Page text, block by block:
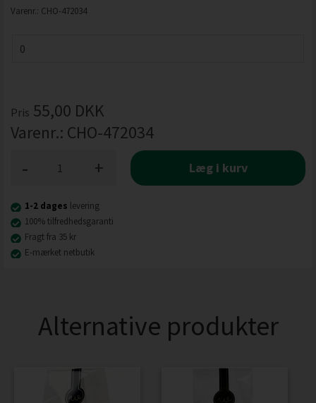
Varenr.: CHO-472034
Pris 55,00 DKK
Varenr.: CHO-472034
+
- Læg i kurv
1-2 dages levering
100% tilfredhedsgaranti
Fragt fra 35 kr
E-mærket netbutik
Alternative produkter